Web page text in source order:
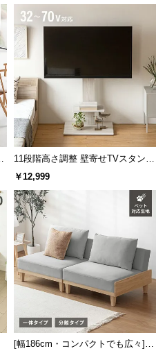
11段階高さ調整 壁寄せTVスタンド
キャスター付き 上下左右角度調節
￥12,999
[幅186cm・コンパクトでも広々] 3